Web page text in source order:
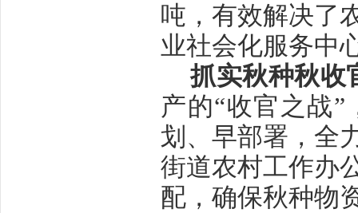
吨，有效解决了
业社会化服务中
抓实秋种秋收
产的“收官之战
划、早部署，全
街道农村工作办
配，确保秋种物